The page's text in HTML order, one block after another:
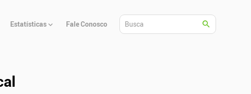
Estatísticas Fale Conosco